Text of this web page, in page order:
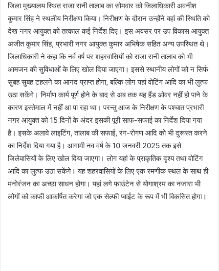
जिला मुख्यालय स्थित राजा रानी तालाब का सोमवार को जिलाधिकारी अवनीश
कुमार सिंह ने स्थलीय निरीक्षण किया। निरीक्षण के दौरान उन्होंने वहां की स्थिति को
देख नगर आयुक्त को तत्काल कई निर्देश दिए। इस अवसर पर उप विकास आयुक्त
अजीत कुमार सिंह, प्रभारी नगर आयुक्त कुमार अभिषेक सहित अन्य उपस्थित थे।
जिलाधिकारी ने कहा कि नर्व वर्ष पर शहरवासियों को राजा रानी तालाब को भी
आमजन की सुविधाओं के लिए खोल दिया जाएगा। इससे स्थानीय लोगों को न सिर्फ
सुबह सुबह टहलने का आनंद प्राप्त होगा, बल्कि लोग यहां वोटिंग आदि का भी लुत्फ
उठा सकेंगे। निर्माण कार्य पूर्ण होने के बाद से अब तक यह हैंड ओवर नहीं हो पाने के
कारण इस्तेमाल में नहीं आ पा रहा था। परन्तु आज के निरीक्षण के पश्चात प्रभारी
नगर आयुक्त को 15 दिनों के अंदर इसकी पूरी साफ-सफाई का निर्देश दिया गया
है। इसके अलावे लाइटिंग, तालाब की सफाई, रंग-रोगण आदि को भी दुरूस्त करने
का निर्देश दिया गया है। आगामी नव वर्ष के 10 जनवरी 2025 तक इसे
जिलेवासियों के लिए खोल दिया जाएगा। लोग यहां के प्राकृतिक दृश्य तथा वोटिंग
आदि का लुत्फ उठा सकेंगे। यह शहरवासियों के लिए एक रमणीक स्थल के साथ ही
मनोरंजन का अच्छा साधन होगा। यहां लगे फाउंटेन से योगाश्रम का नजारा भी
लोगों को काफी आकर्षित करेगा जो एक सेल्फी प्वाईंट के रूप में भी विकसित होगा।